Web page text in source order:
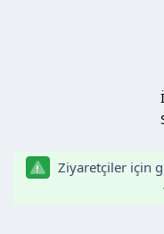
Ziyaretçiler için